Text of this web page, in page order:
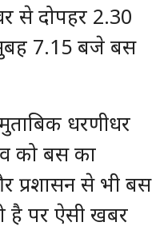
से दोपहर 2.30
7.15 बजे बस
धरणीधर
को बस का
प्रशासन से भी बस
है पर ऐसी खबर